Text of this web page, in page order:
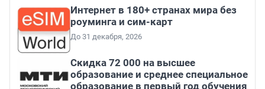
Интернет в 180+ странах мира без
роуминга и сим-карт
До 31 декабря, 2026
Скидка 72 000 на высшее
образование и среднее специальное
образование в первый год обучения